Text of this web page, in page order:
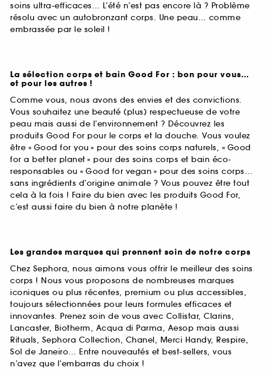
soins ultra-efficaces… L’été n’est pas encore là ? Problème
résolu avec un autobronzant corps. Une peau… comme
embrassée par le soleil !
La sélection corps et bain Good For : bon pour vous…
et pour les autres !
Comme vous, nous avons des envies et des convictions.
Vous souhaitez une beauté (plus) respectueuse de votre
peau mais aussi de l’environnement ? Découvrez les
produits Good For pour le corps et la douche. Vous voulez
être « Good for you » pour des soins corps naturels, « Good
for a better planet » pour des soins corps et bain éco-
responsables ou « Good for vegan » pour des soins corps…
sans ingrédients d’origine animale ? Vous pouvez être tout
cela à la fois ! Faire du bien avec les produits Good For,
c’est aussi faire du bien à notre planète !
Les grandes marques qui prennent soin de notre corps
Chez Sephora, nous aimons vous offrir le meilleur des soins
corps ! Nous vous proposons de nombreuses marques
iconiques ou plus récentes, premium ou plus accessibles,
toujours sélectionnées pour leurs formules efficaces et
innovantes. Prenez soin de vous avec Collistar, Clarins,
Lancaster, Biotherm, Acqua di Parma, Aesop mais aussi
Rituals, Sephora Collection, Chanel, Merci Handy, Respire,
Sol de Janeiro… Entre nouveautés et best-sellers, vous
n’avez que l’embarras du choix !